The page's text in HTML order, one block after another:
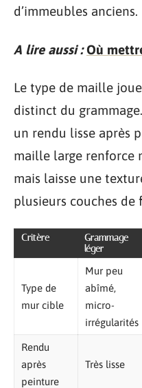
d’immeubles anciens.
A lire aussi : Où
Le type de maille
distinct du
un rendu lisse après
maille large renforce
mais laisse une
plusieurs couches de
Critère
Grammage
léger
Type de
mur cible
Mur peu
abîmé,
micro-
irrégularités
Rendu
après
peinture
Très lisse